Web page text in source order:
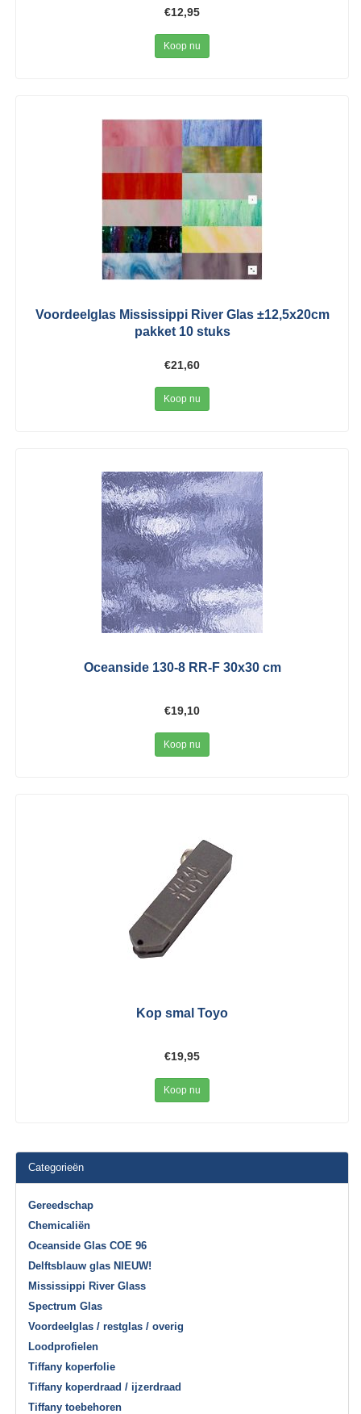
€12,95
Koop nu
Voordeelglas Mississippi River Glas ±12,5x20cm
pakket 10 stuks
€21,60
Koop nu
Oceanside 130-8 RR-F 30x30 cm
€19,10
Koop nu
Kop smal Toyo
€19,95
Koop nu
Categorieën
Gereedschap
Chemicaliën
Oceanside Glas COE 96
Delftsblauw glas NIEUW!
Mississippi River Glass
Spectrum Glas
Voordeelglas / restglas / overig
Loodprofielen
Tiffany koperfolie
Tiffany koperdraad / ijzerdraad
Tiffany toebehoren